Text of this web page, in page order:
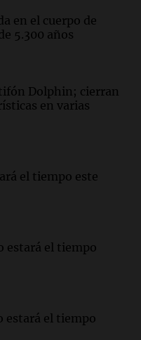
en el cuerpo de
5.300 años
Dolphin; cierran
en varias
el tiempo este
estará el tiempo
estará el tiempo